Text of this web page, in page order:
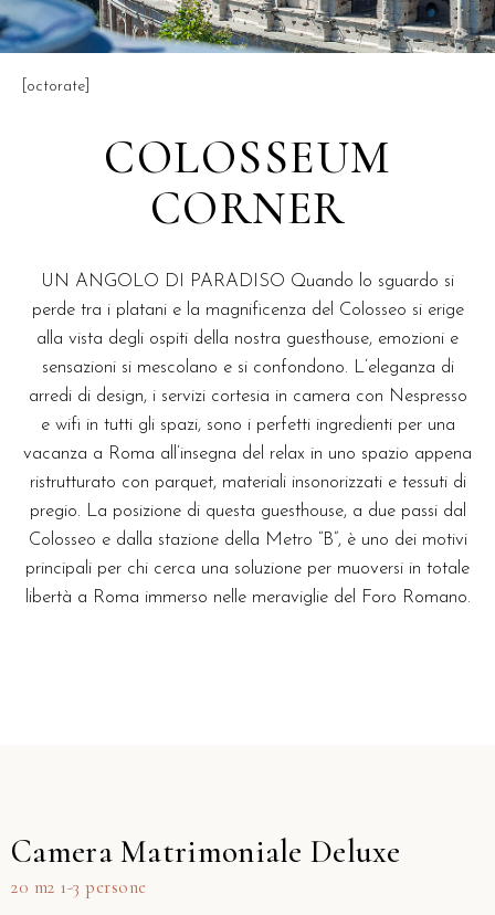
[octorate]
COLOSSEUM
CORNER
UN ANGOLO DI PARADISO Quando lo sguardo si
perde tra i platani e la magnificenza del Colosseo si erige
alla vista degli ospiti della nostra guesthouse, emozioni e
sensazioni si mescolano e si confondono. L’eleganza di
arredi di design, i servizi cortesia in camera con Nespresso
e wifi in tutti gli spazi, sono i perfetti ingredienti per una
vacanza a Roma all’insegna del relax in uno spazio appena
ristrutturato con parquet, materiali insonorizzati e tessuti di
pregio. La posizione di questa guesthouse, a due passi dal
Colosseo e dalla stazione della Metro “B”, è uno dei motivi
principali per chi cerca una soluzione per muoversi in totale
libertà a Roma immerso nelle meraviglie del Foro Romano.
Camera Matrimoniale Deluxe
20 m2 1-3 persone